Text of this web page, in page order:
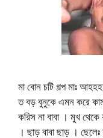
মা বোন চটি গল্প মাঃ
ত বড় বুনুকে এমন করে
করিস না বাবা । মুখ থেকে
। ছাড় বাবা ছাড় ।